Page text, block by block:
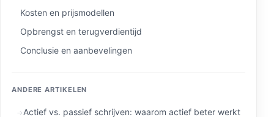
Kosten en prijsmodellen
Opbrengst en terugverdientijd
Conclusie en aanbevelingen
ANDERE ARTIKELEN
Actief vs. passief schrijven: waarom actief beter werkt